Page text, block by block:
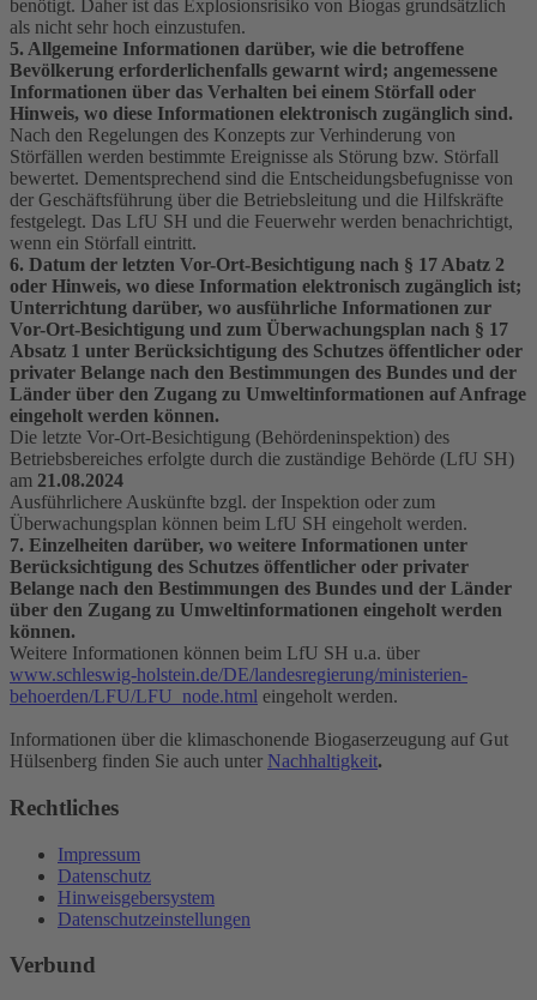
benötigt. Daher ist das Explosionsrisiko von Biogas grundsätzlich
als nicht sehr hoch einzustufen.
5. Allgemeine Informationen darüber, wie die betroffene
Bevölkerung erforderlichenfalls gewarnt wird; angemessene
Informationen über das Verhalten bei einem Störfall oder
Hinweis, wo diese Informationen elektronisch zugänglich sind.
Nach den Regelungen des Konzepts zur Verhinderung von
Störfällen werden bestimmte Ereignisse als Störung bzw. Störfall
bewertet. Dementsprechend sind die Entscheidungsbefugnisse von
der Geschäftsführung über die Betriebsleitung und die Hilfskräfte
festgelegt. Das LfU SH und die Feuerwehr werden benachrichtigt,
wenn ein Störfall eintritt.
6. Datum der letzten Vor-Ort-Besichtigung nach § 17 Abatz 2
oder Hinweis, wo diese Information elektronisch zugänglich ist;
Unterrichtung darüber, wo ausführliche Informationen zur
Vor-Ort-Besichtigung und zum Überwachungsplan nach § 17
Absatz 1 unter Berücksichtigung des Schutzes öffentlicher oder
privater Belange nach den Bestimmungen des Bundes und der
Länder über den Zugang zu Umweltinformationen auf Anfrage
eingeholt werden können.
Die letzte Vor-Ort-Besichtigung (Behördeninspektion) des
Betriebsbereiches erfolgte durch die zuständige Behörde (LfU SH)
am 21.08.2024
Ausführlichere Auskünfte bzgl. der Inspektion oder zum
Überwachungsplan können beim LfU SH eingeholt werden.
7. Einzelheiten darüber, wo weitere Informationen unter
Berücksichtigung des Schutzes öffentlicher oder privater
Belange nach den Bestimmungen des Bundes und der Länder
über den Zugang zu Umweltinformationen eingeholt werden
können.
Weitere Informationen können beim LfU SH u.a. über
www.schleswig-holstein.de/DE/landesregierung/ministerien-
behoerden/LFU/LFU_node.html eingeholt werden.
Informationen über die klimaschonende Biogaserzeugung auf Gut
Hülsenberg finden Sie auch unter Nachhaltigkeit.
Rechtliches
Impressum
Datenschutz
Hinweisgebersystem
Datenschutzeinstellungen
Verbund